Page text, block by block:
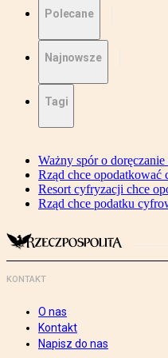
Polecane
Najnowsze
Tagi
Ważny spór o
Rząd chce
Resort cyfryzacji chce
Rząd chce podatku
KONTAKT
O nas
Kontakt
Napisz do nas